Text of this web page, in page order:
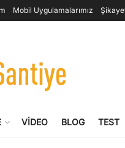
Mobil Uygulamalarımız
VIDEO BLOG TEST